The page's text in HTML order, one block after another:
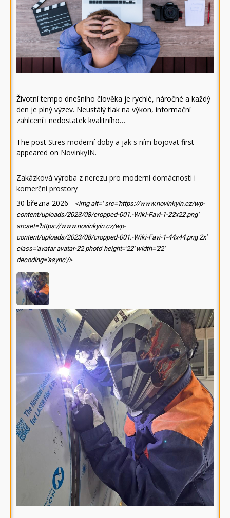
Životní tempo dnešního člověka je rychlé, náročné a každý
den je plný výzev. Neustálý tlak na výkon, informační
zahlcení i nedostatek kvalitního…
The post Stres moderní doby a jak s ním bojovat first
appeared on NovinkyIN.
Zakázková výroba z nerezu pro moderní domácnosti i
komerční prostory
30 března 2026 - <img alt='' src='https://www.novinkyin.cz/wp-
content/uploads/2023/08/cropped-001.-Wiki-Favi-1-22x22.png'
srcset='https://www.novinkyin.cz/wp-
content/uploads/2023/08/cropped-001.-Wiki-Favi-1-44x44.png 2x'
class='avatar avatar-22 photo' height='22' width='22'
decoding='async'/>